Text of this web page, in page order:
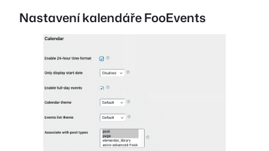
Nastavení kalendáře FooEvents